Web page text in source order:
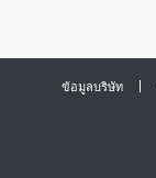
ข้อมูลบริษัท